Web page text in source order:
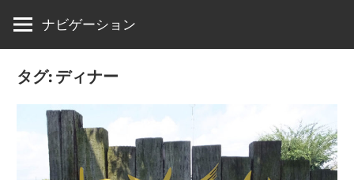
ナビゲーション
タグ: ディナー